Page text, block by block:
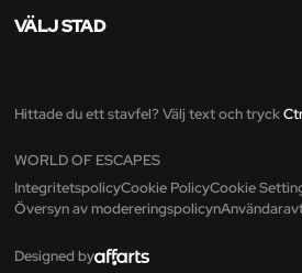
VÄLJ STAD
Hittade du ett stavfel? Välj text och tryck
WORLD OF ESCAPES
IntegritetspolicyCookie PolicyCookie
Översyn av modereringspolicyn
Designed by